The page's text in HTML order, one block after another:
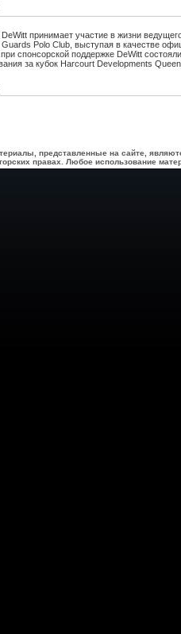
принимает участие в жизни
Polo Club, выступая в качестве
спонсорской поддержке DeWitt
за кубок Harcourt Developments
представленные на сайте,
правах. Любое использование